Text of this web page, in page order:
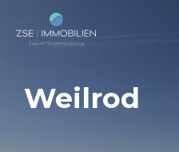
Inhalt
Weilrod